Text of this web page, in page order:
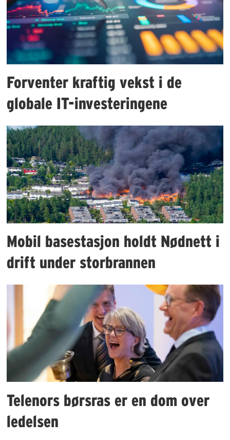
Forventer kraftig vekst i de
globale IT-investeringene
Mobil basestasjon holdt Nødnett i
drift under storbrannen
Telenors børsras er en dom over
ledelsen